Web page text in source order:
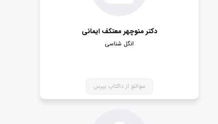
دکتر منوچهر معتکف ایمانی
انگل شناسی
سوالتو از داکتاپ بپرس